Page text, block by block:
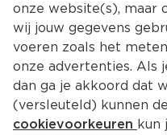
onze website(s), maar
wij jouw gegevens
voeren zoals het
onze advertenties. Als
dan ga je akkoord dat
(versleuteld) kunnen
cookievoorkeuren kun